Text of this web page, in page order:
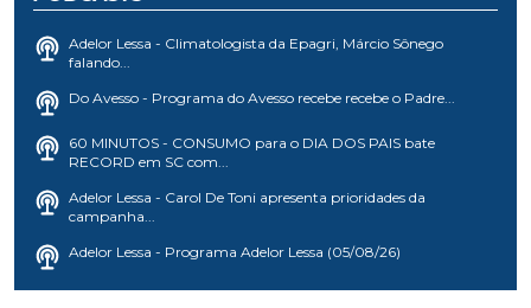
Adelor Lessa - Climatologista da Epagri, Márcio Sônego
falando...
Do Avesso - Programa do Avesso recebe recebe o Padre...
60 MINUTOS - CONSUMO para o DIA DOS PAIS bate
RECORD em SC com...
Adelor Lessa - Carol De Toni apresenta prioridades da
campanha...
Adelor Lessa - Programa Adelor Lessa (05/08/26)